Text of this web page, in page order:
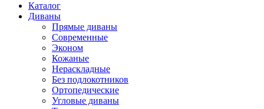
Каталог
Диваны
Прямые диваны
Современные
Эконом
Кожаные
Нераскладные
Без подлокотников
Ортопедические
Угловые диваны